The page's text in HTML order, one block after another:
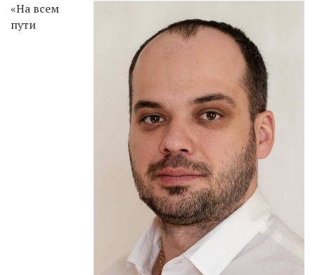
«На всем
пути